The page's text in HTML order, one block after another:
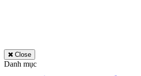
Close
Danh mục